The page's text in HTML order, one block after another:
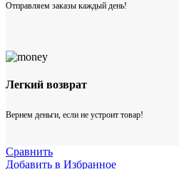
Отправляем заказы каждый день!
Легкий возврат
Вернем деньги, если не устроит товар!
Сравнить
Добавить в Избранное